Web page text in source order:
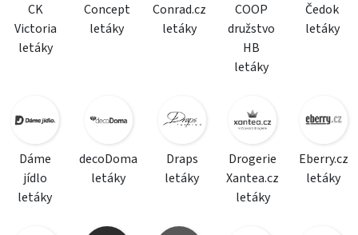
CK
Victoria
letáky
Concept
letáky
Conrad.cz
letáky
COOP
družstvo
HB
letáky
Čedok
letáky
Dáme
jídlo
letáky
decoDoma
letáky
Draps
letáky
Drogerie
Xantea.cz
letáky
Eberry.cz
letáky